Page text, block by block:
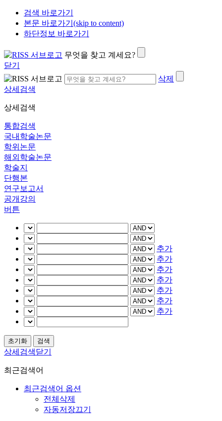
검색 바로가기
본문 바로가기(skip to content)
하단정보 바로가기
무엇을 찾고 계세요?
닫기
삭제
상세검색
상세검색
통합검색
국내학술논문
학위논문
해외학술논문
학술지
단행본
연구보고서
공개강의
버튼
추가
추가
추가
추가
추가
추가
추가
상세검색닫기
최근검색어
최근검색어 옵션
전체삭제
자동저장끄기